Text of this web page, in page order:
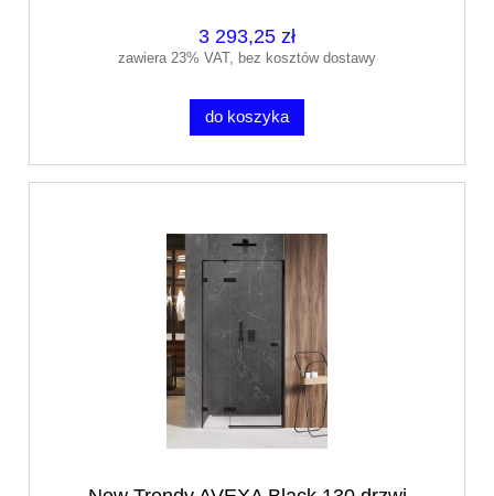
3 293,25 zł
zawiera 23% VAT, bez kosztów dostawy
do koszyka